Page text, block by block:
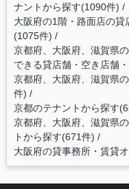
ナントから探す(1090件)
大阪府の1階・路面店の
(1075件)
京都府、大阪府、滋賀県
できる貸店舗・空き店舗
京都府、大阪府、滋賀県
件)
京都のテナントから探す
京都府、大阪府、滋賀県
トから探す(671件)
大阪府の貸事務所・賃貸